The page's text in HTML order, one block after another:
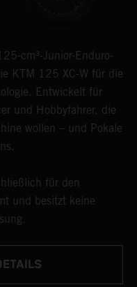
cm³-Junior-Enduro-
KTM 125 XC-W für die
Entwickelt für
und Hobbyfahrer, die
wollen – und Pokale
für den
und besitzt keine